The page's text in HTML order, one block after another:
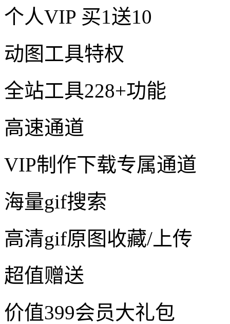
个人VIP 买1送10
动图工具特权
全站工具228+功能
高速通道
VIP制作下载专属通道
海量gif搜索
高清gif原图收藏/上传
超值赠送
价值399会员大礼包